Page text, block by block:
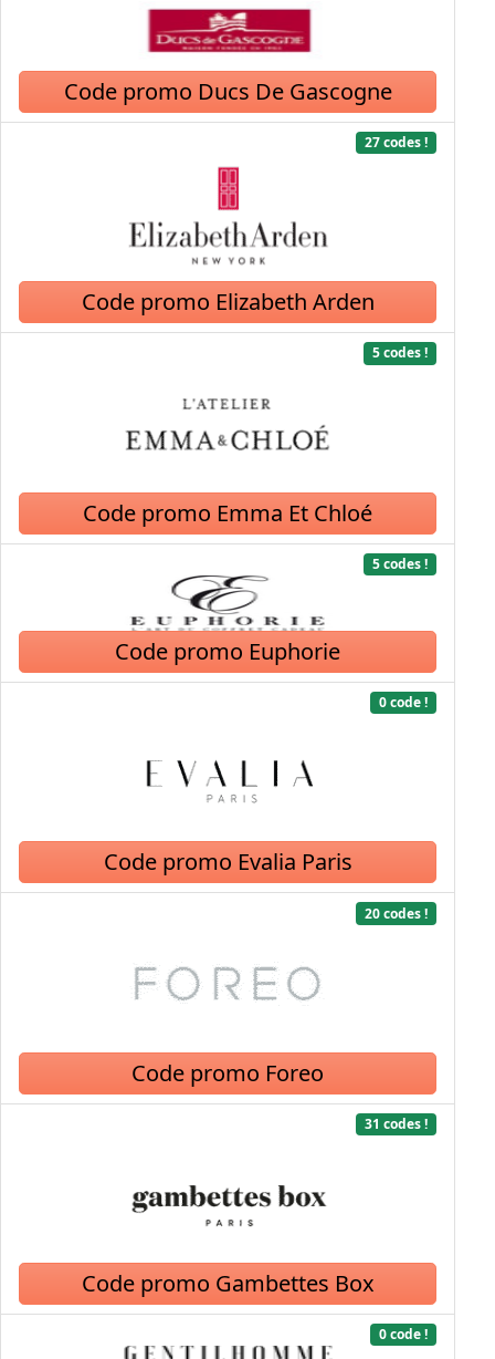
Code promo Ducs De Gascogne
27 codes !
Code promo Elizabeth Arden
5 codes !
Code promo Emma Et Chloé
5 codes !
Code promo Euphorie
0 code !
Code promo Evalia Paris
20 codes !
Code promo Foreo
31 codes !
Code promo Gambettes Box
0 code !